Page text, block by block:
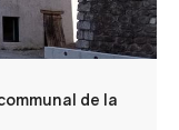
de la